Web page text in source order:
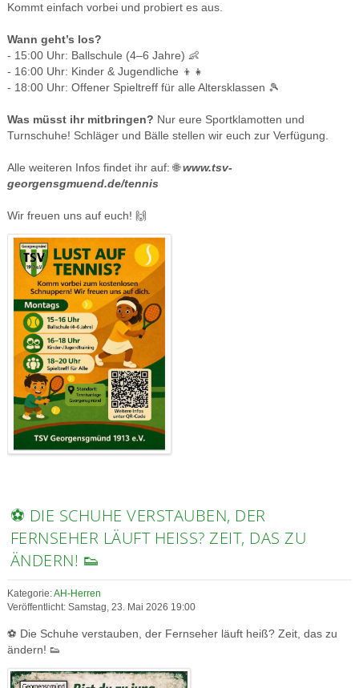
Kommt einfach vorbei und probiert es aus.
Wann geht’s los?
- 15:00 Uhr: Ballschule (4–6 Jahre) 👶
- 16:00 Uhr: Kinder & Jugendliche 👦👧
- 18:00 Uhr: Offener Spieltreff für alle Altersklassen 🎾
Was müsst ihr mitbringen? Nur eure Sportklamotten und
Turnschuhe! Schläger und Bälle stellen wir euch zur Verfügung.
Alle weiteren Infos findet ihr auf: 🌐www.tsv-
georgensgmuend.de/tennis
Wir freuen uns auf euch! 🙌
⚽ DIE SCHUHE VERSTAUBEN, DER
FERNSEHER LÄUFT HEISS? ZEIT, DAS ZU Ä
NDERN! 👟
Kategorie:AH-Herren
Veröffentlicht: Samstag, 23. Mai 2026 19:00
⚽ Die Schuhe verstauben, der Fernseher läuft heiß? Zeit, das zu
ändern! 👟